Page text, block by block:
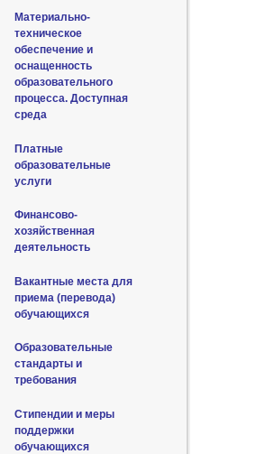
Материально-
техническое
обеспечение и
оснащенность
образовательного
процесса. Доступная
среда
Платные
образовательные
услуги
Финансово-
хозяйственная
деятельность
Вакантные места для
приема (перевода)
обучающихся
Образовательные
стандарты и
требования
Стипендии и меры
поддержки
обучающихся